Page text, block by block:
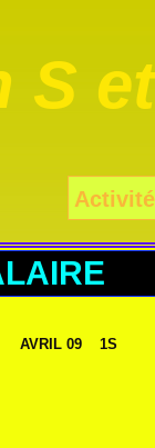
S
Activité
09 1S